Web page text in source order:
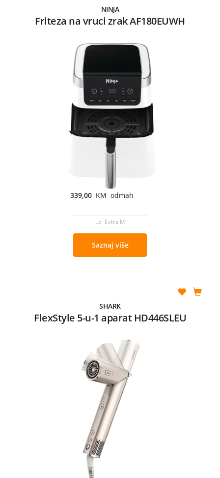
NINJA
Friteza na vruci zrak AF180EUWH
339,00 KM odmah
uz Extra M
Saznaj više
SHARK
FlexStyle 5-u-1 aparat HD446SLEU